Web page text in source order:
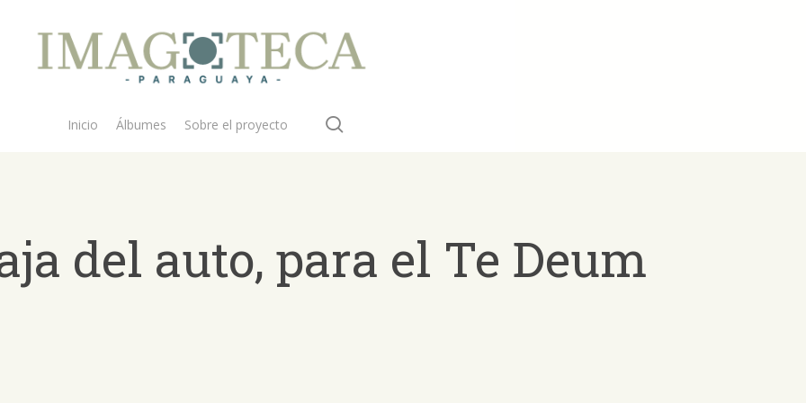
Inicio Álbumes Sobre el proyecto
del auto, para el Te Deum